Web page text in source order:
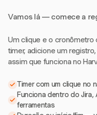
Vamos lá — comece a
Um clique e o cronômetro
timer, adicione um
assim que funciona no
Timer com um clique no
Funciona dentro do Jira,
ferramentas